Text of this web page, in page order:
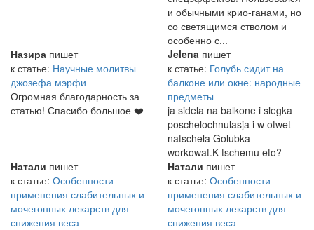
и обычными крио-ганами, но
со светящимся стволом и
особенно с...
Назира пишет
к статье: Научные молитвы
джозефа мэрфи
Огромная благодарность за
статью! Спасибо большое ❤️
Jelena пишет
к статье: Голубь сидит на
балконе или окне: народные
предметы
ja sidela na balkone i slegka
poschelochnulasja i w otwet
natschela Golubka
workowat.K tschemu eto?
Натали пишет
к статье: Особенности
применения слабительных и
мочегонных лекарств для
снижения веса
Натали пишет
к статье: Особенности
применения слабительных и
мочегонных лекарств для
снижения веса